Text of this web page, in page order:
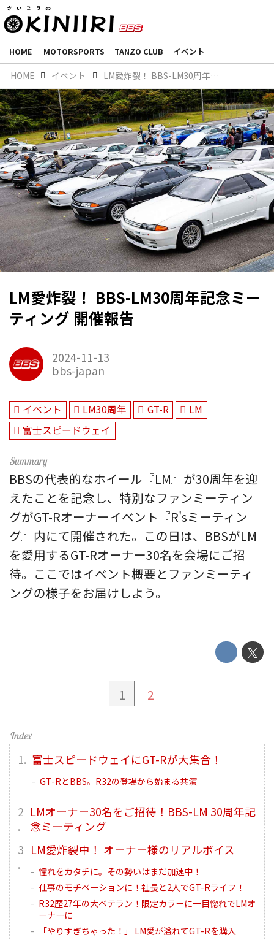
HOME MOTORSPORTS TANZO CLUB イベント
HOME イベント LM愛炸裂！ BBS-LM30周年記念ミーティング 開催報告
LM愛炸裂！ BBS-LM30周年記念ミー
ティング 開催報告
2024-11-13
bbs-japan
イベント LM30周年 GT-R
LM
富士スピードウェイ
BBSの代表的なホイール『LM』が30周年を迎
えたことを記念し、特別なファンミーティン
グがGT-Rオーナーイベント『R'sミーティン
グ』内にて開催された。この日は、BBSがLM
を愛用するGT-Rオーナー30名を会場にご招
待。ここではイベント概要とファンミーティ
ングの様子をお届けしよう。
1 2
富士スピードウェイにGT-Rが大集合！
GT-RとBBS。R32の登場から始まる共演
LMオーナー30名をご招待！BBS-LM 30周年記
念ミーティング
LM愛炸裂中！ オーナー様のリアルボイス
憧れをカタチに。その勢いはまだ加速中！
仕事のモチベーションに！社長と2人でGT-Rライフ！
R32歴27年の大ベテラン！限定カラーに一目惚れでLMオ
ーナーに
「やりすぎちゃった！」 LM愛が溢れてGT-Rを購入